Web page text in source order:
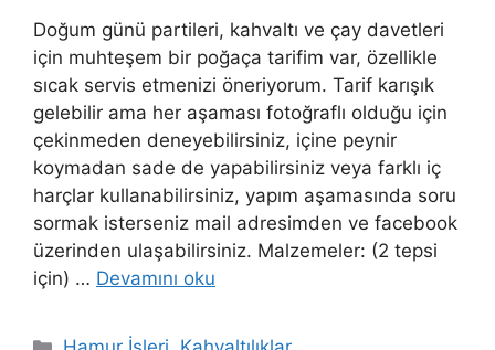
Doğum günü partileri, kahvaltı ve çay davetleri
için muhteşem bir poğaça tarifim var, özellikle
sıcak servis etmenizi öneriyorum. Tarif karışık
gelebilir ama her aşaması fotoğraflı olduğu için
çekinmeden deneyebilirsiniz, içine peynir
koymadan sade de yapabilirsiniz veya farklı iç
harçlar kullanabilirsiniz, yapım aşamasında soru
sormak isterseniz mail adresimden ve facebook
üzerinden ulaşabilirsiniz. Malzemeler: (2 tepsi
için) … Devamını oku
Kategoriler